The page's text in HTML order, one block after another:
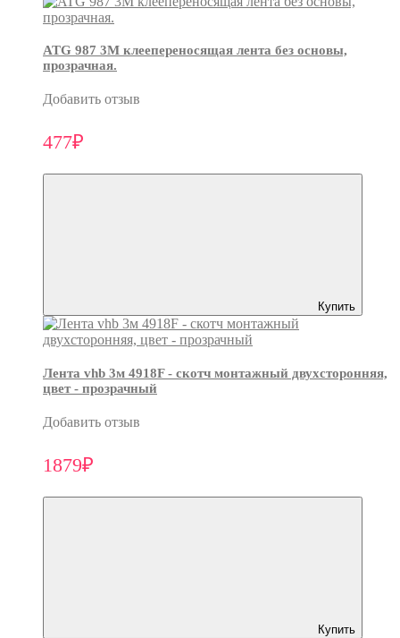
ATG 987 3М клеепереносящая лента без основы,
прозрачная.
Добавить отзыв
477₽
Купить
Лента vhb 3м 4918F - скотч монтажный двухсторонняя,
цвет - прозрачный
Добавить отзыв
1879₽
Купить